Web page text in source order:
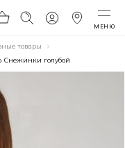
МЕНЮ
товары
Снежинки голубой